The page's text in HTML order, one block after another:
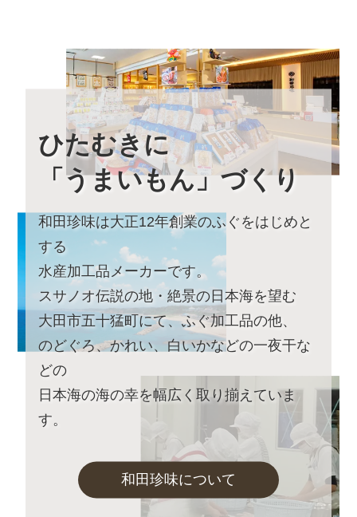
2023年9月1日大感謝祭「秋のうまいもん」開催中！
最大約30%引の大特価です！
2023年8月24日 【本店カフェイベントのお知らせ】
「絶景×写真」
～みんなでカフェのアンバサダー♪～
詳しくはこちら
2023年8月22日 【本店カフェイベントのお知らせ】
9月23日土曜日は朝イベント
「絶景×ヨガ～日常から離れ自分へのご褒美を～」
詳しくはこちら
2023年7月25日 【お盆期間の発送に関するご案内】
お盆休みに伴い、下記の期間中はお荷物のご到着日とし
てお選びいただけません。
あらかじめご了承ください。
対象期間：2023年8月13日(日)～8月22日(火)
なお、ご注文は随時受け付けておりますので、いつでも
2023年5月26日
和田珍味「夏ギフト・お中元特集」開
ひたむきに
「うまいもん」づくり
和田珍味は大正12年創業のふぐをはじめと
する
水産加工品メーカーです。
スサノオ伝説の地・絶景の日本海を望む
大田市五十猛町にて、ふぐ加工品の他、
のどぐろ、かれい、白いかなどの一夜干な
どの
日本海の海の幸を幅広く取り揃えていま
す。
和田珍味について